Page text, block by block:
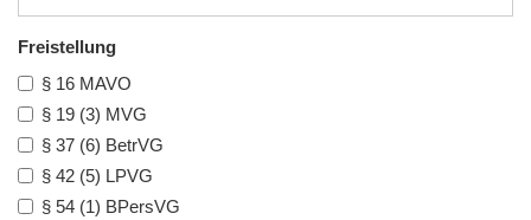
Freistellung
§ 16 MAVO
§ 19 (3) MVG
§ 37 (6) BetrVG
§ 42 (5) LPVG
§ 54 (1) BPersVG